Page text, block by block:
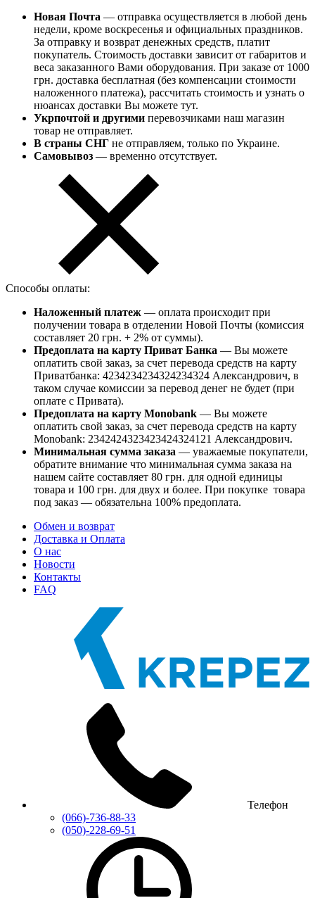
Новая Почта — отправка осуществляется в любой день
недели, кроме воскресенья и официальных праздников.
За отправку и возврат денежных средств, платит
покупатель. Стоимость доставки зависит от габаритов и
веса заказанного Вами оборудования. При заказе от 1000
грн. доставка бесплатная (без компенсации стоимости
наложенного платежа), рассчитать стоимость и узнать о
нюансах доставки Вы можете тут.
Укрпочтой и другими перевозчиками наш магазин
товар не отправляет.
В страны СНГ не отправляем, только по Украине.
Самовывоз — временно отсутствует.
Способы оплаты:
Наложенный платеж — оплата происходит при
получении товара в отделении Новой Почты (комиссия
составляет 20 грн. + 2% от суммы).
Предоплата на карту Приват Банка — Вы можете
оплатить свой заказ, за счет перевода средств на карту
Приватбанка: 4234234234324234324 Александрович, в
таком случае комиссии за перевод денег не будет (при
оплате с Привата).
Предоплата на карту Monobank — Вы можете
оплатить свой заказ, за счет перевода средств на карту
Monobank: 2342424323423424324121 Александрович.
Минимальная сумма заказа — уважаемые покупатели,
обратите внимание что минимальная сумма заказа на
нашем сайте составляет 80 грн. для одной единицы
товара и 100 грн. для двух и более. При покупке товара
под заказ — обязательна 100% предоплата.
Обмен и возврат
Доставка и Оплата
О нас
Новости
Контакты
FAQ
Телефон
(066)-736-88-33
(050)-228-69-51